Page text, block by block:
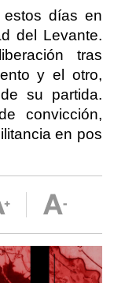
estos días en
del Levante.
tras
y el otro,
su partida.
convicción,
en pos